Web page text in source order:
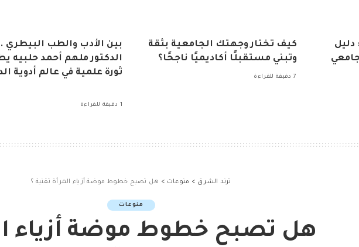
دليل
كيف تختار وجهتك الجامعية بثقة
وتبني مستقبلًا أكاديميًا ناجحًا؟
7 دقيقة للقراءة
بين الأدب والطب البيطري
الدكتور ملهم أحمد حلبيه
ثورة علمية في عالم أدوية
1 دقيقة للقراءة
ترند الشرق > منوعات > هل تصبح خطوط موضة أزياء المرأة تقنية ؟
منوعات
هل تصبح خطوط موضة أزياء